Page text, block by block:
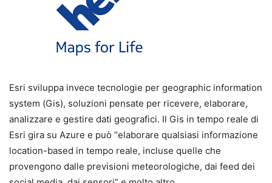
Esri sviluppa invece tecnologie per geographic information
system (Gis), soluzioni pensate per ricevere, elaborare,
analizzare e gestire dati geografici. Il Gis in tempo reale di
Esri gira su Azure e può “elaborare qualsiasi informazione
location-based in tempo reale, incluse quelle che
provengono dalle previsioni meteorologiche, dai feed dei